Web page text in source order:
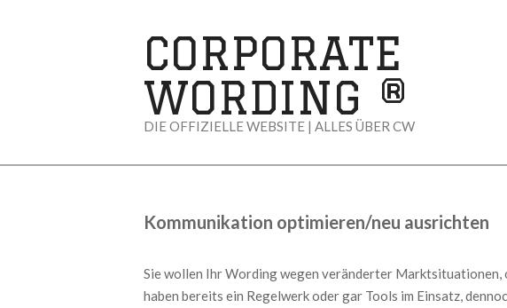
CORPORATE
WORDING ®
DIE OFFIZIELLE WEBSITE | ALLES ÜBER CW
Kommunikation optimieren/neu ausrichten
Sie wollen Ihr Wording wegen veränderter Marktsituationen,
haben bereits ein Regelwerk oder gar Tools im Einsatz,